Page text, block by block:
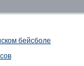
бейсболе